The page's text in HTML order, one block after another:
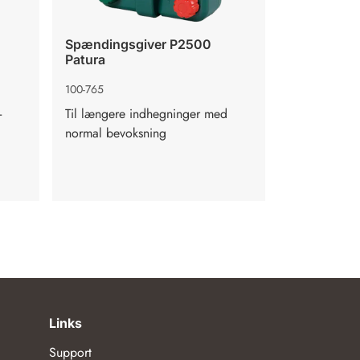
Spændingsgiver P2500
Patura
100-765
Til længere indhegninger med
normal bevoksning
Links
Support